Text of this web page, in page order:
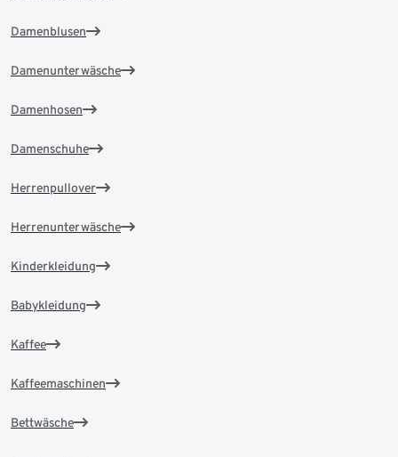
Damenblusen
Damenunterwäsche
Damenhosen
Damenschuhe
Herrenpullover
Herrenunterwäsche
Kinderkleidung
Babykleidung
Kaffee
Kaffeemaschinen
Bettwäsche